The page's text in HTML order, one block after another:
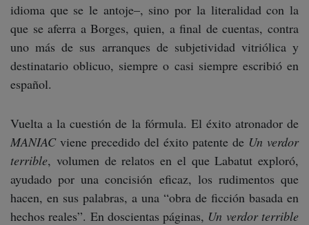
idioma que se le antoje–, sino por la literalidad con la
que se aferra a Borges, quien, a final de cuentas, contra
uno más de sus arranques de subjetividad vitriólica y
destinatario oblicuo, siempre o casi siempre escribió en
español.
Vuelta a la cuestión de la fórmula. El éxito atronador de
MANIACviene precedido del éxito patente de Un verdor
terrible, volumen de relatos en el que Labatut exploró,
ayudado por una concisión eficaz, los rudimentos que
hacen, en sus palabras, a una “obra de ficción basada en
hechos reales”. En doscientas páginas, Un verdor terrible